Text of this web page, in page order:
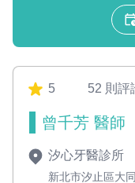
5 52 則評
曾千芳 醫師
汐心牙醫診所
新北市汐止區大